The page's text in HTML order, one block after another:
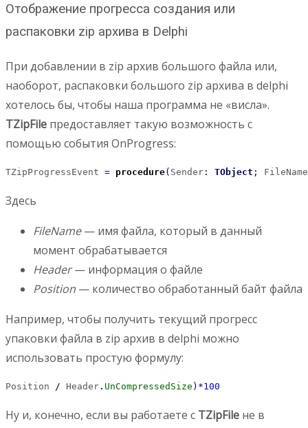
Отображение прогресса создания или
распаковки zip архива в Delphi
При добавлении в zip архив большого файла или,
наоборот, распаковки большого zip архива в delphi
хотелось бы, чтобы наша программа не «висла».
TZipFile предоставляет такую возможность с
помощью события OnProgress:
TZipProgressEvent = procedure( Sender : TObject ; FileName
Здесь
FileName— имя файла, который в данный
момент обрабатывается
Header— информация о файле
Position — количество обработанный байт файла
Например, чтобы получить текущий прогресс
упаковки файла в zip архив в delphi можно
использовать простую формулу:
Position / Header . UnCompressedSize ) *100
Ну и, конечно, если вы работаете с TZipFile не в